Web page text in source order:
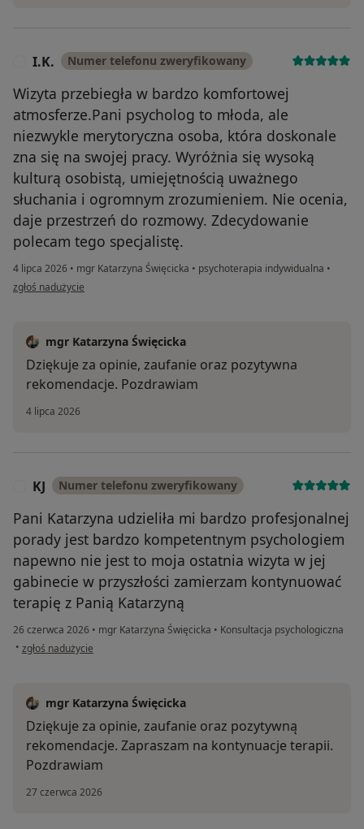
I.K. Numer telefonu zweryfikowany
Wizyta przebiegła w bardzo komfortowej
atmosferze.Pani psycholog to młoda, ale
niezwykle merytoryczna osoba, która doskonale
zna się na swojej pracy. Wyróżnia się wysoką
kulturą osobistą, umiejętnością uważnego
słuchania i ogromnym zrozumieniem. Nie ocenia,
daje przestrzeń do rozmowy. Zdecydowanie
polecam tego specjalistę.
4 lipca 2026 • mgr Katarzyna Święcicka • psychoterapia indywidualna •
w opinii użytkownika I.K.
zgłoś nadużycie
mgr Katarzyna Święcicka
Dziękuje za opinie, zaufanie oraz pozytywna
rekomendacje. Pozdrawiam
4 lipca 2026
KJ Numer telefonu zweryfikowany
Pani Katarzyna udzieliła mi bardzo profesjonalnej
porady jest bardzo kompetentnym psychologiem
napewno nie jest to moja ostatnia wizyta w jej
gabinecie w przyszłości zamierzam kontynuować
terapię z Panią Katarzyną
26 czerwca 2026 • mgr Katarzyna Święcicka • Konsultacja psychologiczna
• w opinii użytkownika KJ
zgłoś nadużycie
mgr Katarzyna Święcicka
Dziękuje za opinie, zaufanie oraz pozytywną
rekomendacje. Zapraszam na kontynuacje terapii.
Pozdrawiam
27 czerwca 2026